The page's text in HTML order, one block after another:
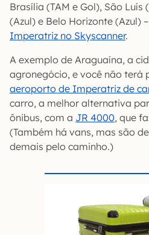
Brasília (TAM e Gol), São Luís
(Azul) e Belo Horizonte (Azul) –
Imperatriz no Skyscanner.
A exemplo de Araguaína, a
agronegócio, e você não terá
aeroporto de Imperatriz de
carro, a melhor alternativa
ônibus, com a JR 4000, que
(Também há vans, mas são
demais pelo caminho.)